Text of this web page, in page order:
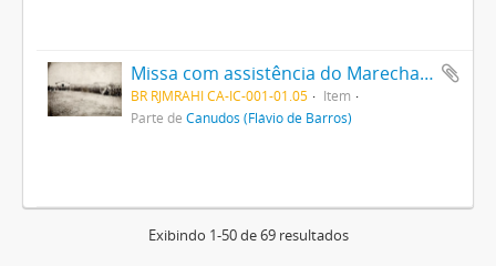
Missa com assistência do Marechal Bittencourt
BR RJMRAHI CA-IC-001-01.05
Item
Parte de Canudos (Flávio de Barros)
Exibindo 1-50 de 69 resultados